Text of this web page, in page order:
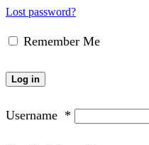
Lost password?
Remember Me
Log in
Username *